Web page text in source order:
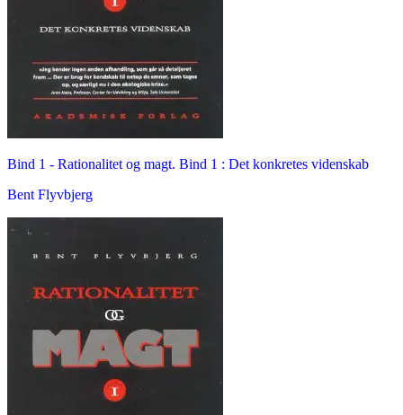
Bind 1 - Rationalitet og magt. Bind 1 : Det konkretes videnskab
Bent Flyvbjerg